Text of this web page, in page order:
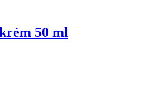
50 ml